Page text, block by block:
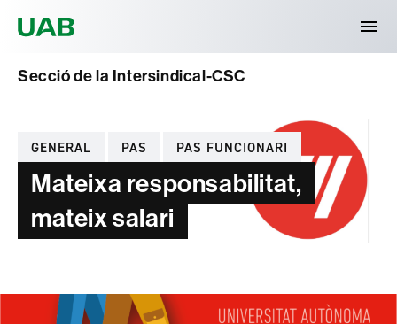
Secció de la Intersindical-CSC
Categories
GENERAL PAS PAS FUNCIONARI
Mateixa responsabilitat,
mateix salari